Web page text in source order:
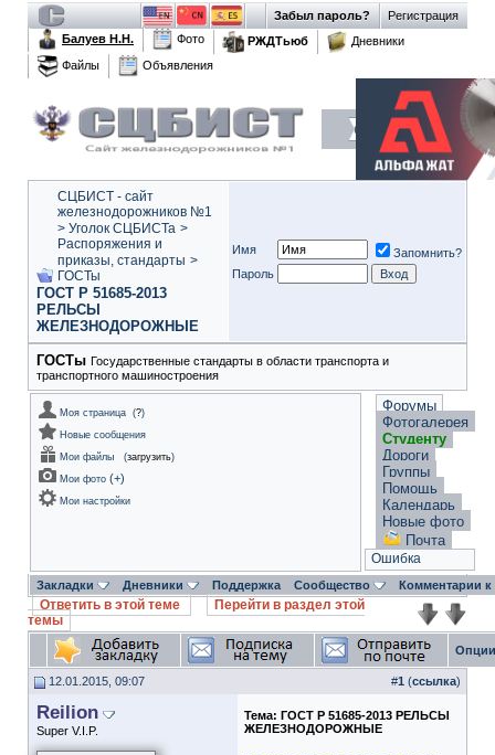
Регистрация
Забыл пароль?
Балуев Н.Н.
Фото РЖДТьюб
Дневники
Файлы
Объявления
СЦБИСТ - сайт
железнодорожников №1
> Уголок СЦБИСТа >
Распоряжения и
приказы, стандарты >
ГОСТы
ГОСТ Р 51685-2013
РЕЛЬСЫ
ЖЕЛЕЗНОДОРОЖНЫЕ
Имя
Запомнить?
Пароль
ГОСТы Государственные стандарты в области транспорта и
транспортного машиностроения
Моя страница (?)
Новые сообщения
Мои файлы
(загрузить)
Мои фото (+)
Мои настройки
Форумы
Фотогалерея
Студенту
Дороги
Группы
Помощь
Календарь
Новые фото
Почта
Ошибка
Закладки Дневники Поддержка Сообщество Комментарии
Ответить в этой теме
Перейти в раздел этой
темы
12.01.2015, 09:07 #1 (ссылка)
Reilion
Super V.I.P.
Тема: ГОСТ Р 51685-2013 РЕЛЬСЫ
ЖЕЛЕЗНОДОРОЖНЫЕ